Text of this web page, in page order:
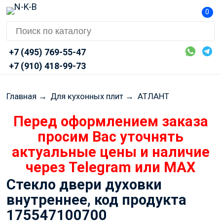
0
+7 (495) 769-55-47
+7 (910) 418-99-73
Главная → Для кухонных плит → АТЛАНТ
Перед оформлением заказа
просим Вас уточнять
актуальные цены и наличие
через Telegram или MAX
Стекло двери духовки
внутреннее, код продукта
175547100700